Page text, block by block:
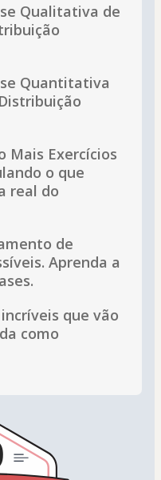
Qualitativa de
Quantitativa
Mais Exercícios
o que
real do
de
Aprenda a
que vão
como